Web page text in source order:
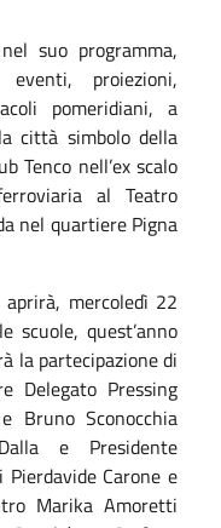
suo programma,
proiezioni,
pomeridiani, a
città simbolo della
Tenco nell’ex scalo
al Teatro
nel quartiere Pigna
mercoledì 22
scuole, quest’anno
la partecipazione di
Delegato Pressing
Bruno Sconocchia
e Presidente
Carone e
Marika Amoretti